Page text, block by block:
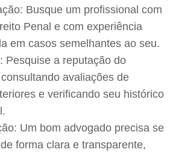
Busque um profissional com
Penal e com experiência
em casos semelhantes ao seu.
Pesquise a reputação do
avaliações de
e verificando seu histórico
Um bom advogado precisa se
forma clara e transparente,